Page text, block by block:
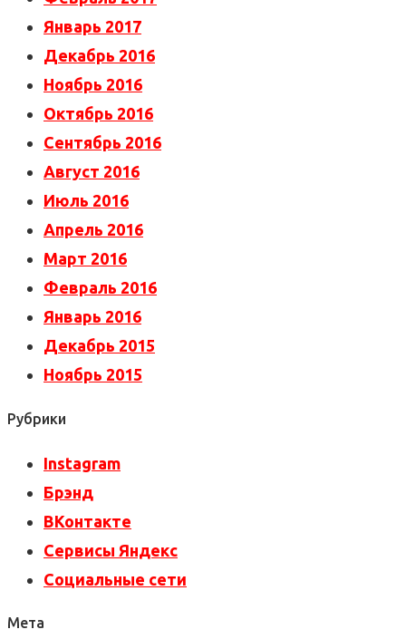
Январь 2017
Декабрь 2016
Ноябрь 2016
Октябрь 2016
Сентябрь 2016
Август 2016
Июль 2016
Апрель 2016
Март 2016
Февраль 2016
Январь 2016
Декабрь 2015
Ноябрь 2015
Рубрики
Instagram
Брэнд
ВКонтакте
Сервисы Яндекс
Социальные сети
Мета